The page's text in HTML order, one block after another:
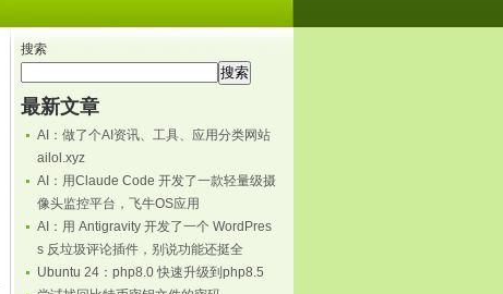
搜索
搜索
最新文章
AI：做了个AI资讯、工具、应用分类网站
ailol.xyz
AI：用Claude Code 开发了一款轻量级摄
像头监控平台，飞牛OS应用
AI：用 Antigravity 开发了一个 WordPres
s 反垃圾评论插件，别说功能还挺全
Ubuntu 24：php8.0 快速升级到php8.5